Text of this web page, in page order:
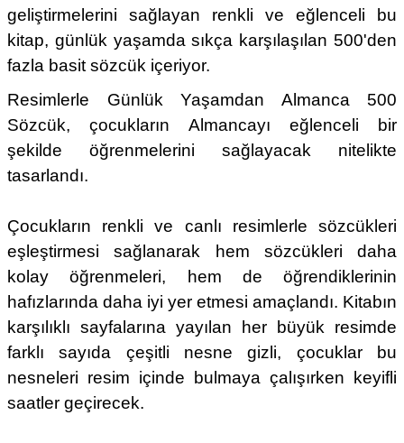
geliştirmelerini sağlayan renkli ve eğlenceli bu
kitap, günlük yaşamda sıkça karşılaşılan 500'den
fazla basit sözcük içeriyor.
Resimlerle Günlük Yaşamdan Almanca 500
Sözcük, çocukların Almancayı eğlenceli bir
şekilde öğrenmelerini sağlayacak nitelikte
tasarlandı.
Çocukların renkli ve canlı resimlerle sözcükleri
eşleştirmesi sağlanarak hem sözcükleri daha
kolay öğrenmeleri, hem de öğrendiklerinin
hafızlarında daha iyi yer etmesi amaçlandı. Kitabın
karşılıklı sayfalarına yayılan her büyük resimde
farklı sayıda çeşitli nesne gizli, çocuklar bu
nesneleri resim içinde bulmaya çalışırken keyifli
saatler geçirecek.